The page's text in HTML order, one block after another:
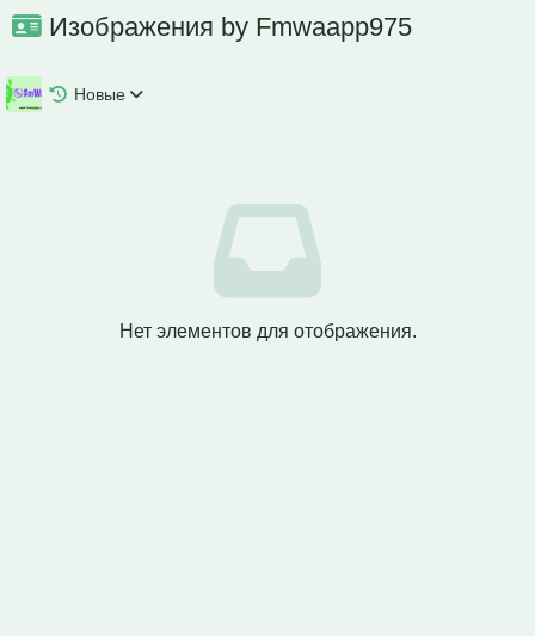
Изображения by Fmwaapp975
Новые
Нет элементов для отображения.